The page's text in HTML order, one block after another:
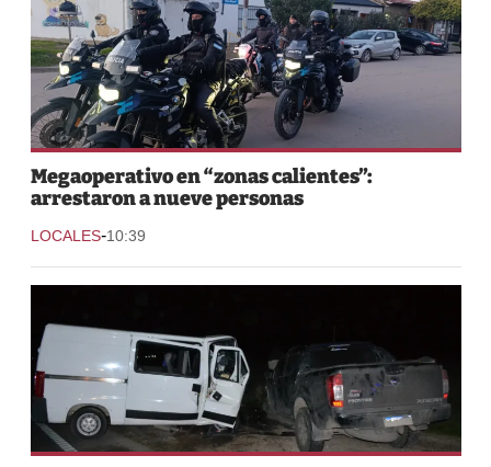
Megaoperativo en “zonas calientes”:
arrestaron a nueve personas
LOCALES-10:39